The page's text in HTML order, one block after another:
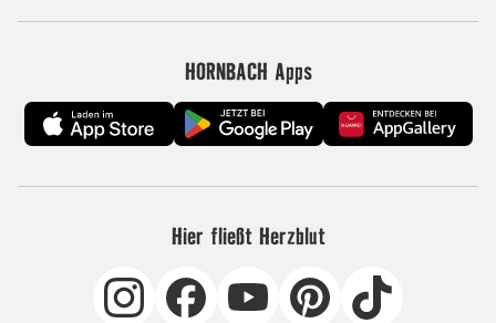
HORNBACH Apps
Hier fließt Herzblut